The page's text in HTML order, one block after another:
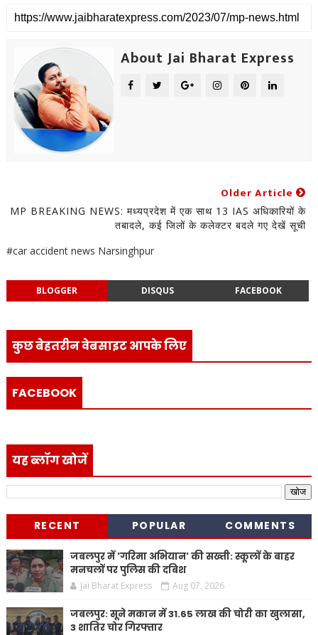
About Jai Bharat Express
Older Article
MP BREAKING NEWS: मध्यप्रदेश में एक साथ 13 IAS अधिकारियों के
तबादले, कई जिलों के कलेक्टर बदले गए देखें सूची
#car accident news Narsinghpur
BLOGGER DISQUS FACEBOOK
कुछ बेहतरीन वेबसाइट आपके लिए
FACEBOOK
यह ब्लॉग खोजें
RECENT POPULAR COMMENTS
जबलपुर में 'गरिमा अभियान' की सख्ती: स्कूलों के बाहर
मनचलों पर पुलिस की दबिश
Jai Bharat Express Aug 07, 2026
जबलपुर: सूने मकान में 31.65 लाख की चोरी का खुलासा,
3 शातिर चोर गिरफ्तार